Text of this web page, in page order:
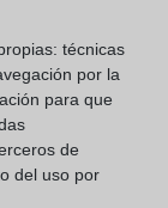
(si así lo
ganancial
inscrita
pero con
sólo será
técnicas
por la
para que
de
del uso por